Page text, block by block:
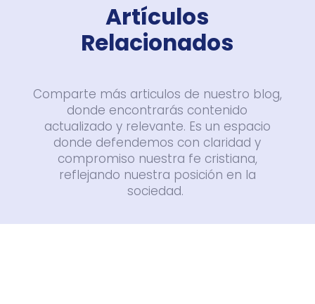
Artículos
Relacionados
Comparte más articulos de nuestro blog,
donde encontrarás contenido
actualizado y relevante. Es un espacio
donde defendemos con claridad y
compromiso nuestra fe cristiana,
reflejando nuestra posición en la
sociedad.